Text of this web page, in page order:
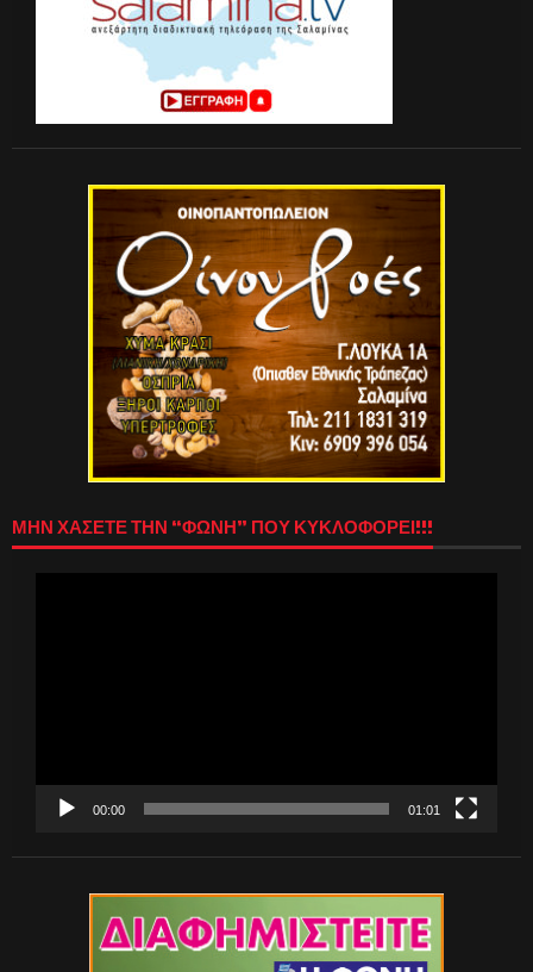
ΜΗΝ ΧΑΣΕΤΕ ΤΗΝ “ΦΩΝΗ” ΠΟΥ ΚΥΚΛΟΦΟΡΕΙ!!!
00:00 01:01